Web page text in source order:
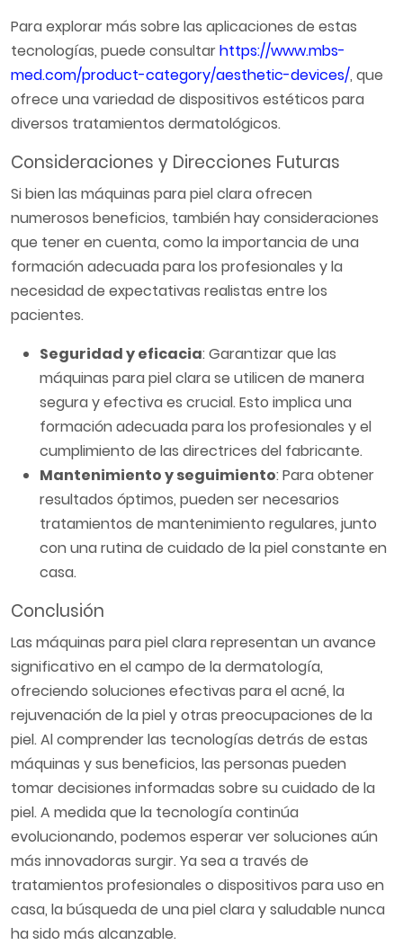
Para explorar más sobre las aplicaciones de estas
tecnologías, puede consultarhttps://www.mbs-
med.com/product-category/aesthetic-devices/, que
ofrece una variedad de dispositivos estéticos para
diversos tratamientos dermatológicos.
Consideraciones y Direcciones Futuras
Si bien las máquinas para piel clara ofrecen
numerosos beneficios, también hay consideraciones
que tener en cuenta, como la importancia de una
formación adecuada para los profesionales y la
necesidad de expectativas realistas entre los
pacientes.
Seguridad y eficacia: Garantizar que las
máquinas para piel clara se utilicen de manera
segura y efectiva es crucial. Esto implica una
formación adecuada para los profesionales y el
cumplimiento de las directrices del fabricante.
Mantenimiento y seguimiento: Para obtener
resultados óptimos, pueden ser necesarios
tratamientos de mantenimiento regulares, junto
con una rutina de cuidado de la piel constante en
casa.
Conclusión
Las máquinas para piel clara representan un avance
significativo en el campo de la dermatología,
ofreciendo soluciones efectivas para el acné, la
rejuvenación de la piel y otras preocupaciones de la
piel. Al comprender las tecnologías detrás de estas
máquinas y sus beneficios, las personas pueden
tomar decisiones informadas sobre su cuidado de la
piel. A medida que la tecnología continúa
evolucionando, podemos esperar ver soluciones aún
más innovadoras surgir. Ya sea a través de
tratamientos profesionales o dispositivos para uso en
casa, la búsqueda de una piel clara y saludable nunca
ha sido más alcanzable.